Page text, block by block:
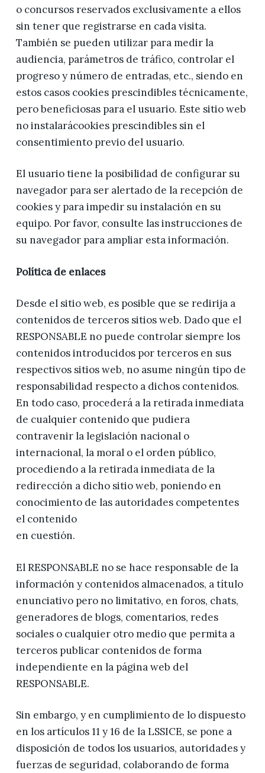
o concursos reservados exclusivamente a ellos
sin tener que registrarse en cada visita.
También se pueden utilizar para medir la
audiencia, parámetros de tráfico, controlar el
progreso y número de entradas, etc., siendo en
estos casos cookies prescindibles técnicamente,
pero beneficiosas para el usuario. Este sitio web
no instalarácookies prescindibles sin el
consentimiento previo del usuario.
El usuario tiene la posibilidad de configurar su
navegador para ser alertado de la recepción de
cookies y para impedir su instalación en su
equipo. Por favor, consulte las instrucciones de
su navegador para ampliar esta información.
Política de enlaces
Desde el sitio web, es posible que se redirija a
contenidos de terceros sitios web. Dado que el
RESPONSABLE no puede controlar siempre los
contenidos introducidos por terceros en sus
respectivos sitios web, no asume ningún tipo de
responsabilidad respecto a dichos contenidos.
En todo caso, procederá a la retirada inmediata
de cualquier contenido que pudiera
contravenir la legislación nacional o
internacional, la moral o el orden público,
procediendo a la retirada inmediata de la
redirección a dicho sitio web, poniendo en
conocimiento de las autoridades competentes
el contenido
en cuestión.
El RESPONSABLE no se hace responsable de la
información y contenidos almacenados, a título
enunciativo pero no limitativo, en foros, chats,
generadores de blogs, comentarios, redes
sociales o cualquier otro medio que permita a
terceros publicar contenidos de forma
independiente en la página web del
RESPONSABLE.
Sin embargo, y en cumplimiento de lo dispuesto
en los artículos 11 y 16 de la LSSICE, se pone a
disposición de todos los usuarios, autoridades y
fuerzas de seguridad, colaborando de forma